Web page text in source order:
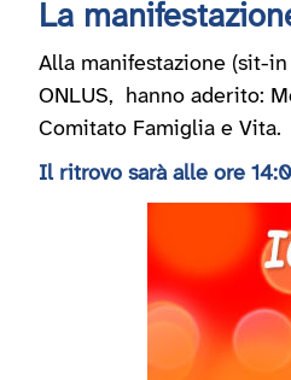
La
Alla manifestazione (sit-
ONLUS, hanno aderito:
Comitato Famiglia e Vita.
Il ritrovo sarà alle ore